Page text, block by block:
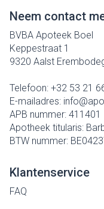
Neem contact
BVBA Apoteek Boel
Keppestraat 1
9320 Aalst
Telefoon: +32 53 21
E-mailadres: info@
APB nummer: 411401
Apotheek titularis:
BTW nummer:
Klantenservice
FAQ